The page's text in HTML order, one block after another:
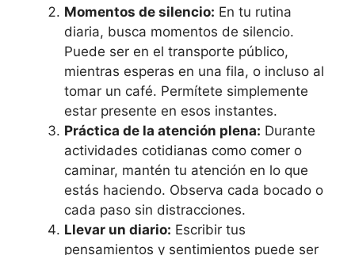
Momentos de silencio: En tu rutina
diaria, busca momentos de silencio.
Puede ser en el transporte público,
mientras esperas en una fila, o incluso al
tomar un café. Permítete simplemente
estar presente en esos instantes.
Práctica de la atención plena: Durante
actividades cotidianas como comer o
caminar, mantén tu atención en lo que
estás haciendo. Observa cada bocado o
cada paso sin distracciones.
Llevar un diario: Escribir tus
pensamientos y sentimientos puede ser